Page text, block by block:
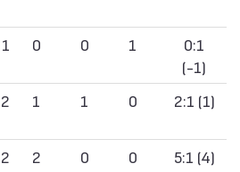
1 0 0 1
0:1
(-1)
2 1 1 0 2:1 (1)
2 2 0 0 5:1 (4)